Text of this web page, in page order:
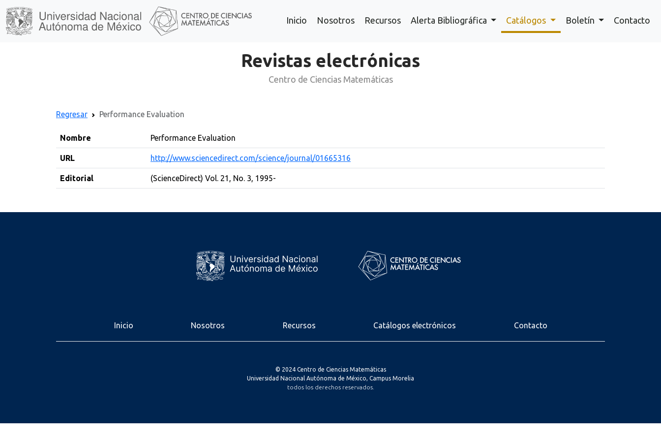
Inicio Nosotros Recursos Alerta Bibliográfica Catálogos Boletín Contacto
Revistas electrónicas
Centro de Ciencias Matemáticas
Regresar Performance Evaluation
Nombre Performance Evaluation
URL http://www.sciencedirect.com/science/journal/01665316
Editorial (ScienceDirect) Vol. 21, No. 3, 1995-
Inicio Nosotros Recursos Catálogos electrónicos Contacto
© 2024 Centro de Ciencias Matemáticas
Universidad Nacional Autónoma de México, Campus Morelia
todos los derechos reservados.